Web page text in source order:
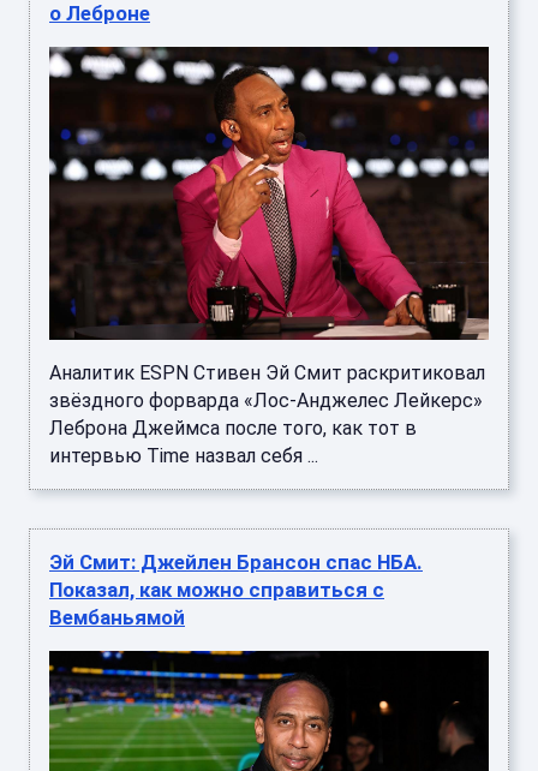
о Леброне
Аналитик ESPN Стивен Эй Смит раскритиковал
звёздного форварда «Лос-Анджелес Лейкерс»
Леброна Джеймса после того, как тот в
интервью Time назвал себя ...
Эй Смит: Джейлен Брансон спас НБА.
Показал, как можно справиться с
Вембаньямой